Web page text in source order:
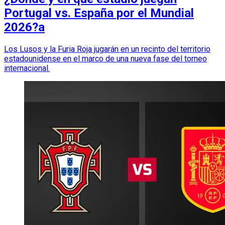
Portugal vs. España por el Mundial
2026?a
Los Lusos y la Furia Roja jugarán en un recinto del territorio
estadounidense en el marco de una nueva fase del torneo
internacional.